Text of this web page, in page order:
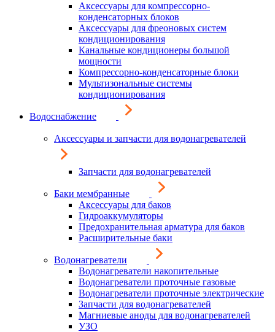
Аксессуары для компрессорно-
конденсаторных блоков
Аксессуары для фреоновых систем
кондиционирования
Канальные кондиционеры большой
мощности
Компрессорно-конденсаторные блоки
Мультизональные системы
кондиционирования
Водоснабжение
Аксессуары и запчасти для водонагревателей
Запчасти для водонагревателей
Баки мембранные
Аксессуары для баков
Гидроаккумуляторы
Предохранительная арматура для баков
Расширительные баки
Водонагреватели
Водонагреватели накопительные
Водонагреватели проточные газовые
Водонагреватели проточные электрические
Запчасти для водонагревателей
Магниевые аноды для водонагревателей
УЗО